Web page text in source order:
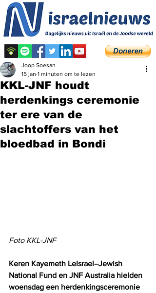
KKL-JNF houdt
herdenkings ceremonie
ter ere van de
slachtoffers van het
bloedbad in Bondi
Joop Soesan
15 jan 1 minuten om te lezen
Foto KKL-JNF
Keren Kayemeth LeIsrael–Jewish
National Fund en JNF Australia hielden
woensdag een herdenkingsceremonie